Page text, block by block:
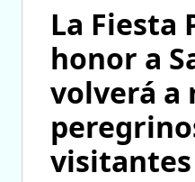
La Fiesta
honor a
volverá a
visitantes